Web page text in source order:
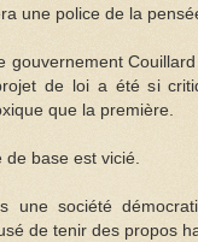
une police de la
gouvernement
de loi a été si
que la première.
de base est vicié.
une société
de tenir des propos